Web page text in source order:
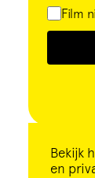
Film
Bekijk
en